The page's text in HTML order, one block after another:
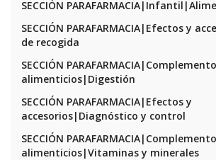
SECCIÓN
SECCIÓN PARAFARMACIA|Efectos y
de recogida
SECCIÓN
alimenticios|Digestión
SECCIÓN PARAFARMACIA|Efectos y
accesorios|Diagnóstico y control
SECCIÓN
alimenticios|Vitaminas y minerales